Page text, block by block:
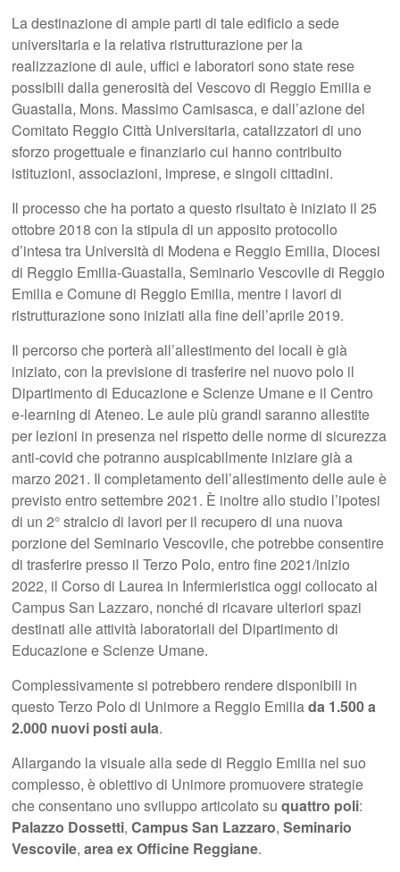
La destinazione di ampie parti di tale edificio a sede
universitaria e la relativa ristrutturazione per la
realizzazione di aule, uffici e laboratori sono state rese
possibili dalla generosità del Vescovo di Reggio Emilia e
Guastalla, Mons. Massimo Camisasca, e dall’azione del
Comitato Reggio Città Universitaria, catalizzatori di uno
sforzo progettuale e finanziario cui hanno contribuito
istituzioni, associazioni, imprese, e singoli cittadini.
Il processo che ha portato a questo risultato è iniziato il 25
ottobre 2018 con la stipula di un apposito protocollo
d’intesa tra Università di Modena e Reggio Emilia, Diocesi
di Reggio Emilia-Guastalla, Seminario Vescovile di Reggio
Emilia e Comune di Reggio Emilia, mentre i lavori di
ristrutturazione sono iniziati alla fine dell’aprile 2019.
Il percorso che porterà all’allestimento dei locali è già
iniziato, con la previsione di trasferire nel nuovo polo il
Dipartimento di Educazione e Scienze Umane e il Centro
e-learning di Ateneo. Le aule più grandi saranno allestite
per lezioni in presenza nel rispetto delle norme di sicurezza
anti-covid che potranno auspicabilmente iniziare già a
marzo 2021. Il completamento dell’allestimento delle aule è
previsto entro settembre 2021. È inoltre allo studio l’ipotesi
di un 2° stralcio di lavori per il recupero di una nuova
porzione del Seminario Vescovile, che potrebbe consentire
di trasferire presso il Terzo Polo, entro fine 2021/inizio
2022, il Corso di Laurea in Infermieristica oggi collocato al
Campus San Lazzaro, nonché di ricavare ulteriori spazi
destinati alle attività laboratoriali del Dipartimento di
Educazione e Scienze Umane.
Complessivamente si potrebbero rendere disponibili in
questo Terzo Polo di Unimore a Reggio Emiliada 1.500 a
2.000 nuovi posti aula.
Allargando la visuale alla sede di Reggio Emilia nel suo
complesso, è obiettivo di Unimore promuovere strategie
che consentano uno sviluppo articolato suquattro poli:
Palazzo Dossetti,Campus San Lazzaro,Seminario
Vescovile,area ex Officine Reggiane.